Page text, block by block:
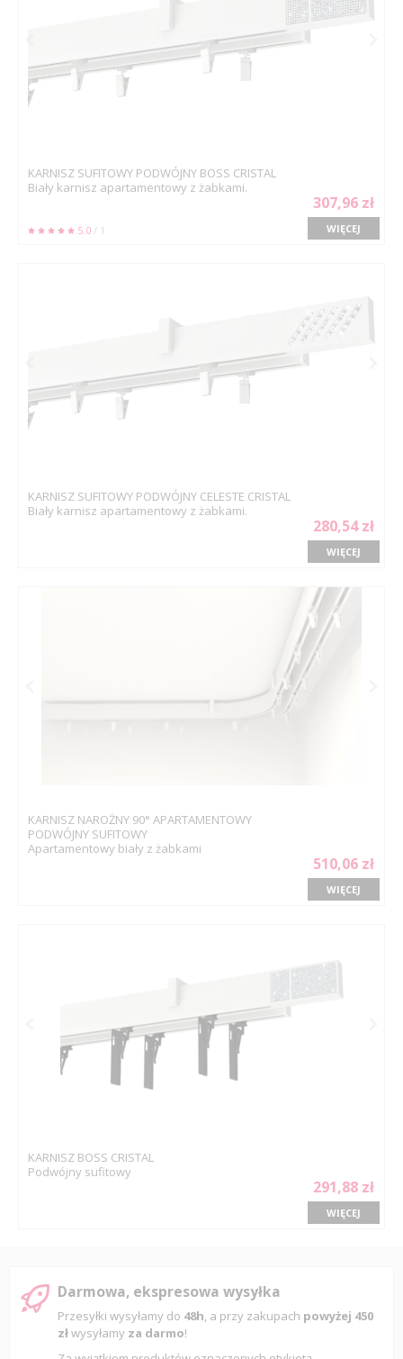
KARNISZ SUFITOWY PODWÓJNY BOSS CRISTAL
Biały karnisz apartamentowy z żabkami.
5.0 / 1
307,96 zł
WIĘCEJ
KARNISZ SUFITOWY PODWÓJNY CELESTE CRISTAL
Biały karnisz apartamentowy z żabkami.
280,54 zł
WIĘCEJ
KARNISZ NAROŻNY 90° APARTAMENTOWY
PODWÓJNY SUFITOWY
Apartamentowy biały z żabkami
510,06 zł
WIĘCEJ
KARNISZ BOSS CRISTAL
Podwójny sufitowy
291,88 zł
WIĘCEJ
Darmowa, ekspresowa wysyłka
Przesyłki wysyłamy do 48h, a przy zakupach powyżej 450
złwysyłamy za darmo!